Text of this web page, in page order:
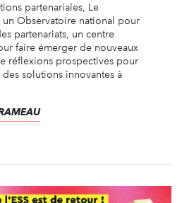
partenariales, Le
un Observatoire national pour
partenariats, un centre
faire émerger de nouveaux
réflexions prospectives pour
solutions innovantes à